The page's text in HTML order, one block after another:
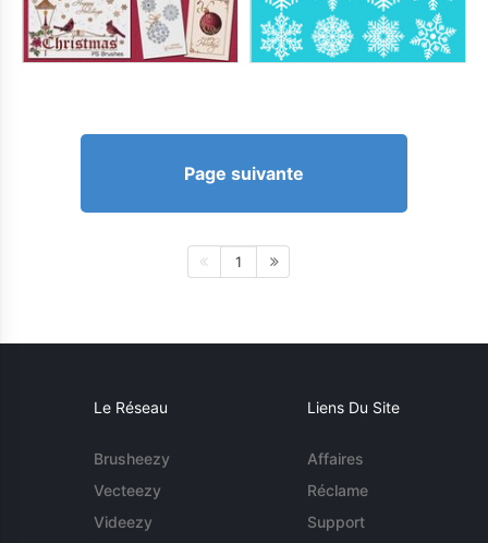
Page suivante
1
Le Réseau
Brusheezy
Vecteezy
Videezy
Liens Du Site
Affaires
Réclame
Support